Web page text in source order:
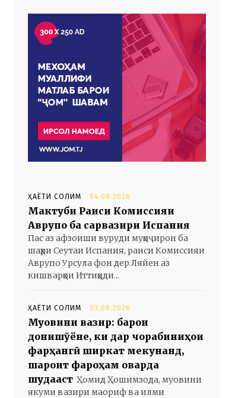
ҲАЁТИ СОЛИМ 04.08.2026
Мактуби Раиси Комиссияи
Аврупо ба сарвазири Испания
Пас аз афзоиши вуруди муҳоҷирон ба
шаҳри Сеутаи Испания, раиси Комиссияи
Аврупо Урсула фон дер Ляйен аз
кишварҳои Иттиҳоди...
ҲАЁТИ СОЛИМ 03.08.2026
Муовини вазир: барои
донишҷӯёне, ки дар чорабиниҳои
фарҳангӣ ширкат мекунанд,
шароит фароҳам оварда
шудааст Ҳомид Ҳошимзода, муовини
якуми вазири маориф ва илми